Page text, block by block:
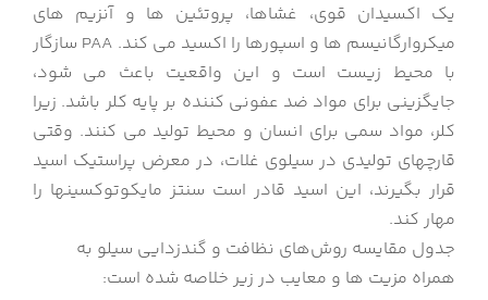
یک اکسیدان قوی، غشاها، پروتئین ها و آنزیم های
میکروارگانیسم ها و اسپورها را اکسید می کند. PAA سازگار
با محیط زیست است و این واقعیت باعث می شود،
جایگزینی برای مواد ضد عفونی کننده بر پایه کلر باشد. زیرا
کلر، مواد سمی برای انسان و محیط تولید می کنند. وقتی
قارچهای تولیدی در سیلوی غلات، در معرض پراستیک اسید
قرار بگیرند، این اسید قادر است سنتز مایکوتوکسینها را
مهار کند.
جدول مقایسه روش‌های نظافت و گندزدایی سیلو به
همراه مزیت ها و معایب در زیر خلاصه شده است: